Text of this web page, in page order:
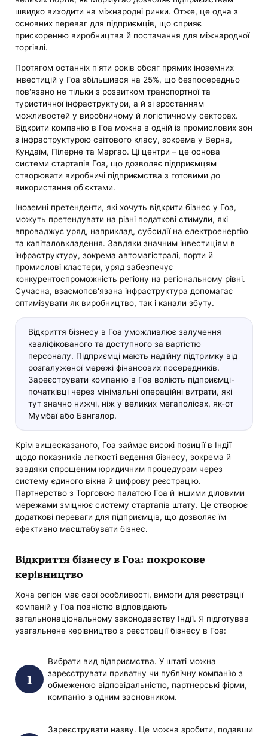
швидко виходити на міжнародні ринки. Отже, це одна з
основних переваг для підприємців, що сприяє
прискоренню виробництва й постачання для міжнародної
торгівлі.
Протягом останніх п'яти років обсяг прямих іноземних
інвестицій у Гоа збільшився на 25%, що безпосередньо
пов'язано не тільки з розвитком транспортної та
туристичної інфраструктури, а й зі зростанням
можливостей у виробничому й логістичному секторах.
Відкрити компанію в Гоа можна в одній із промислових зон
з інфраструктурою світового класу, зокрема у Верна,
Кундаїм, Пілерне та Маргао. Ці центри – це основа
системи стартапів Гоа, що дозволяє підприємцям
створювати виробничі підприємства з готовими до
використання об'єктами.
Іноземні претенденти, які хочуть відкрити бізнес у Гоа,
можуть претендувати на різні податкові стимули, які
впроваджує уряд, наприклад, субсидії на електроенергію
та капіталовкладення. Завдяки значним інвестиціям в
інфраструктуру, зокрема автомагістралі, порти й
промислові кластери, уряд забезпечує
конкурентоспроможність регіону на регіональному рівні.
Сучасна, взаємопов'язана інфраструктура допомагає
оптимізувати як виробництво, так і канали збуту.
Відкриття бізнесу в Гоа уможливлює залучення
кваліфікованого та доступного за вартістю
персоналу. Підприємці мають надійну підтримку від
розгалуженої мережі фінансових посередників.
Зареєструвати компанію в Гоа воліють підприємці-
початківці через мінімальні операційні витрати, які
тут значно нижчі, ніж у великих мегаполісах, як-от
Мумбаї або Бангалор.
Крім вищесказаного, Гоа займає високі позиції в Індії
щодо показників легкості ведення бізнесу, зокрема й
завдяки спрощеним юридичним процедурам через
систему єдиного вікна й цифрову реєстрацію.
Партнерство з Торговою палатою Гоа й іншими діловими
мережами зміцнює систему стартапів штату. Це створює
додаткові переваги для підприємців, що дозволяє їм
ефективно масштабувати бізнес.
Відкриття бізнесу в Гоа: покрокове
керівництво
Хоча регіон має свої особливості, вимоги для реєстрації
компаній у Гоа повністю відповідають
загальнонаціональному законодавству Індії. Я підготував
узагальнене керівництво з реєстрації бізнесу в Гоа:
Вибрати вид підприємства. У штаті можна
зареєструвати приватну чи публічну компанію з
обмеженою відповідальністю, партнерські фірми,
компанію з одним засновником.
Зареєструвати назву. Це можна зробити, подавши